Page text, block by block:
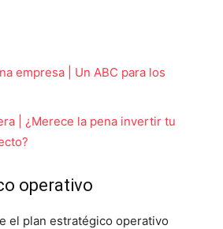
empresa | Un ABC para los
| ¿Merece la pena invertir tu
operativo
el plan estratégico operativo